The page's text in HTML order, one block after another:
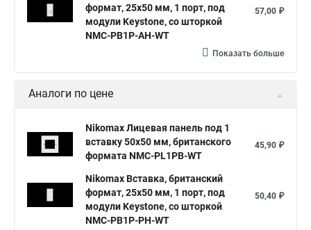
формат, 25x50 мм, 1 порт, под
модули Keystone, со шторкой
NMC-PB1P-AH-WT
57,00 ₽
Показать больше
Аналоги по цене
Nikomax Лицевая панель под 1
вставку 50х50 мм, британского
формата NMC-PL1PB-WT
45,90 ₽
Nikomax Вставка, британский
формат, 25x50 мм, 1 порт, под
модули Keystone, со шторкой
NMC-PB1P-PH-WT
50,40 ₽